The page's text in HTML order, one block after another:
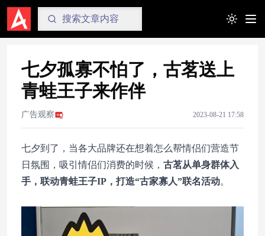
Toggle
七夕孤寡不怕了，古茗送上
青蛙王子来作伴
广告观察 2023-08-21 17:58
七夕到了，当各大品牌还在想着怎么帮情侣们营造节
日氛围，吸引情侣们消费的时候， 古茗从单身群体入
手，联动青蛙王子IP，打造“古家寡人”联名活动。